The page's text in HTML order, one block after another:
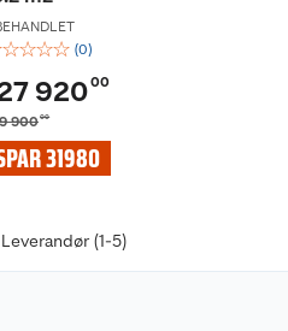
☆☆☆☆ (0)
92000
90000
31980
Leverandør (1-5)